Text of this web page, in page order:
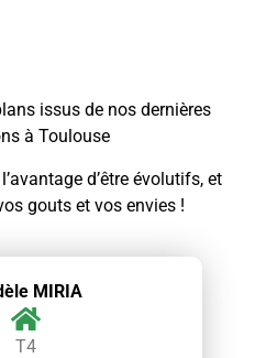
issus de nos dernières
à Toulouse
d’être évolutifs, et
gouts et vos envies !
MIRIA
T4